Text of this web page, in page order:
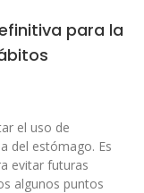
para la
el uso de
del estómago. Es
evitar futuras
algunos puntos